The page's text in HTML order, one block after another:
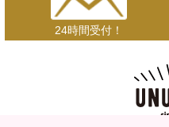
24時間受付！